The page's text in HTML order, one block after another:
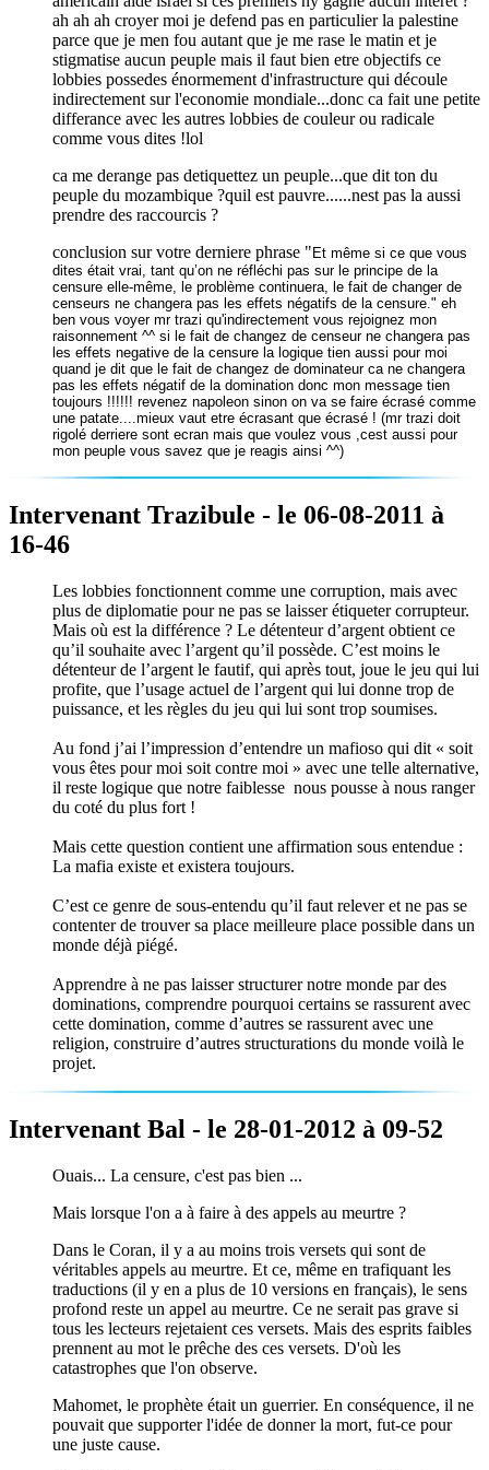
ah ah ah croyer moi je defend pas en particulier la palestine
parce que je men fou autant que je me rase le matin et je
stigmatise aucun peuple mais il faut bien etre objectifs ce
lobbies possedes énormement d'infrastructure qui découle
indirectement sur l'economie mondiale...donc ca fait une petite
differance avec les autres lobbies de couleur ou radicale
comme vous dites !lol
ca me derange pas detiquettez un peuple...que dit ton du
peuple du mozambique ?quil est pauvre......nest pas la aussi
prendre des raccourcis ?
conclusion sur votre derniere phrase " Et même si ce que vous
dites était vrai, tant qu’on ne réfléchi pas sur le principe de la
censure elle-même, le problème continuera, le fait de changer de
censeurs ne changera pas les effets négatifs de la censure." eh
ben vous voyer mr trazi qu'indirectement vous rejoignez mon
raisonnement ^^ si le fait de changez de censeur ne changera pas
les effets negative de la censure la logique tien aussi pour moi
quand je dit que le fait de changez de dominateur ca ne changera
pas les effets négatif de la domination donc mon message tien
toujours !!!!!! revenez napoleon sinon on va se faire écrasé comme
une patate....mieux vaut etre écrasant que écrasé ! (mr trazi doit
rigolé derriere sont ecran mais que voulez vous ,cest aussi pour
mon peuple vous savez que je reagis ainsi ^^)
Intervenant Trazibule - le 06-08-2011 à
16-46
Les lobbies fonctionnent comme une corruption, mais avec
plus de diplomatie pour ne pas se laisser étiqueter corrupteur.
Mais où est la différence ? Le détenteur d’argent obtient ce
qu’il souhaite avec l’argent qu’il possède. C’est moins le
détenteur de l’argent le fautif, qui après tout, joue le jeu qui lui
profite, que l’usage actuel de l’argent qui lui donne trop de
puissance, et les règles du jeu qui lui sont trop soumises.
Au fond j’ai l’impression d’entendre un mafioso qui dit « soit
vous êtes pour moi soit contre moi » avec une telle alternative,
il reste logique que notre faiblesse nous pousse à nous ranger
du coté du plus fort !
Mais cette question contient une affirmation sous entendue :
La mafia existe et existera toujours.
C’est ce genre de sous-entendu qu’il faut relever et ne pas se
contenter de trouver sa place meilleure place possible dans un
monde déjà piégé.
Apprendre à ne pas laisser structurer notre monde par des
dominations, comprendre pourquoi certains se rassurent avec
cette domination, comme d’autres se rassurent avec une
religion, construire d’autres structurations du monde voilà le
projet.
Intervenant Bal - le 28-01-2012 à 09-52
Ouais... La censure, c'est pas bien ...
Mais lorsque l'on a à faire à des appels au meurtre ?
Dans le Coran, il y a au moins trois versets qui sont de
véritables appels au meurtre. Et ce, même en trafiquant les
traductions (il y en a plus de 10 versions en français), le sens
profond reste un appel au meurtre. Ce ne serait pas grave si
tous les lecteurs rejetaient ces versets. Mais des esprits faibles
prennent au mot le prêche des ces versets. D'où les
catastrophes que l'on observe.
Mahomet, le prophète était un guerrier. En conséquence, il ne
pouvait que supporter l'idée de donner la mort, fut-ce pour
une juste cause.